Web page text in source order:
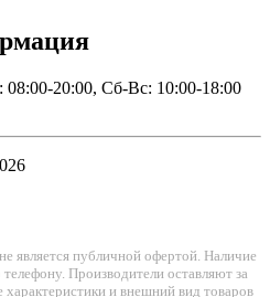
20:00, Сб-Вс: 10:00-18:00
является публичной офертой. Наличие
Производители оставляют за
характеристики и внешний вид товаров